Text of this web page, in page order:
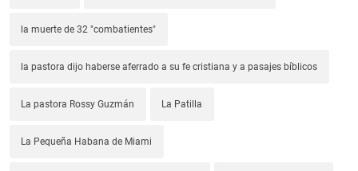
la muerte de 32 "combatientes"
la pastora dijo haberse aferrado a su fe cristiana y a pasajes bíblicos
La pastora Rossy Guzmán La Patilla
La Pequeña Habana de Miami